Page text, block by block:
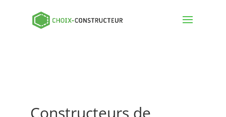
Constructeurs de